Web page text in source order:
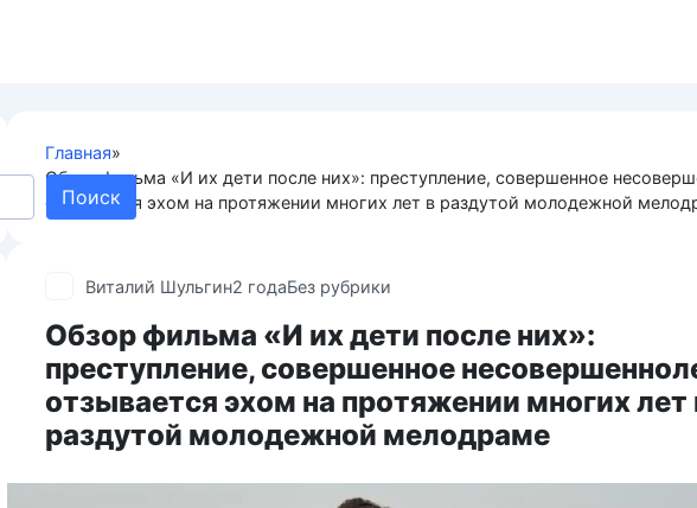
Главная»
Обзор фильма «И их дети после них»: преступление, совершенное
отзывается эхом на протяжении многих лет в раздутой молодежной
Виталий Шульгин2 годаБез рубрики
Обзор фильма «И их дети после них»:
преступление, совершенное
отзывается эхом на протяжении многих лет
раздутой молодежной мелодраме
Поиск